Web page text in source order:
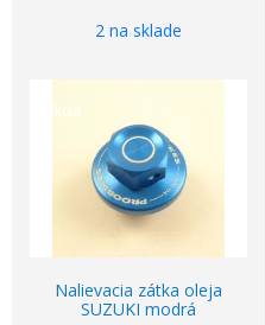
2 na sklade
Akcia
Nalievacia zátka oleja
SUZUKI modrá